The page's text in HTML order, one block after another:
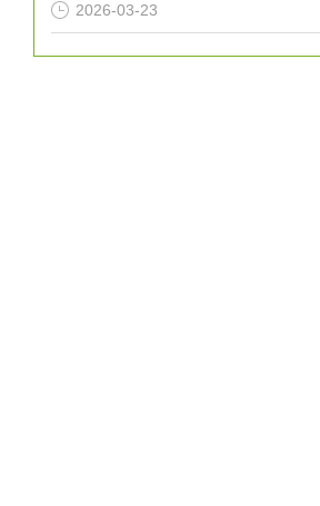
2026-03-23